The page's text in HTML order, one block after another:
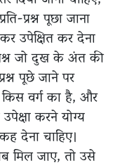
प्रश्न पूछा जाना
उपेक्षित कर देना
जो दुख के अंत की
पूछे जाने पर
किस वर्ग का है, और
करने योग्य
देना चाहिए।
मिल जाए, तो उसे